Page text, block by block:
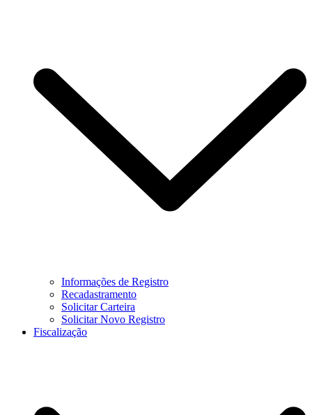
Informações de Registro
Recadastramento
Solicitar Carteira
Solicitar Novo Registro
Fiscalização